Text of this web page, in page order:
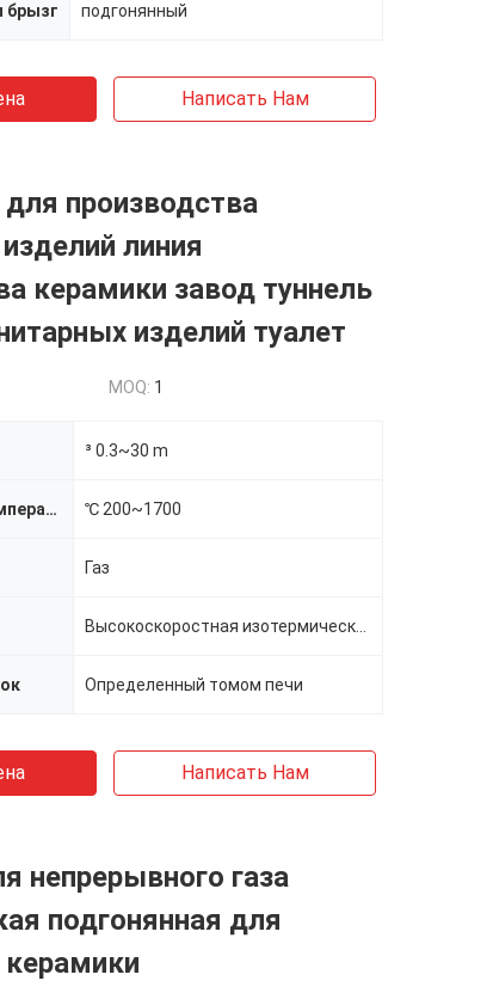
брызг подгонянный
Написать Нам
производства
линия
керамики завод туннель
изделий туалет
MOQ: 1
³ 0.3~30 m
Максимальная температура ℃ 200~1700
Газ
Определенный томом печи
Написать Нам
непрерывного газа
подгонянная для